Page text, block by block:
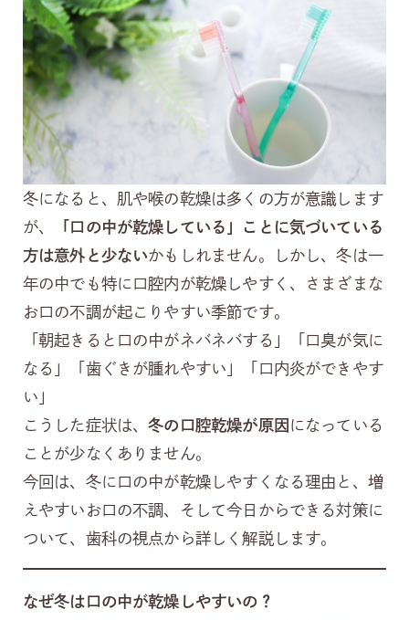
冬になると、肌や喉の乾燥は多くの方が意識します
が、
「口の中が乾燥している」ことに気づいている
方は意外と少ないかもしれません。しかし、冬は一
年の中でも特に口腔内が乾燥しやすく、さまざまな
お口の不調が起こりやすい季節です。
「朝起きると口の中がネバネバする」「口臭が気に
なる」「歯ぐきが腫れやすい」「口内炎ができやす
い」
こうした症状は、冬の口腔乾燥が原因 になっている
ことが少なくありません。
今回は、冬に口の中が乾燥しやすくなる理由と、増
えやすいお口の不調、そして今日からできる対策に
ついて、歯科の視点から詳しく解説します。
なぜ冬は口の中が乾燥しやすいの？